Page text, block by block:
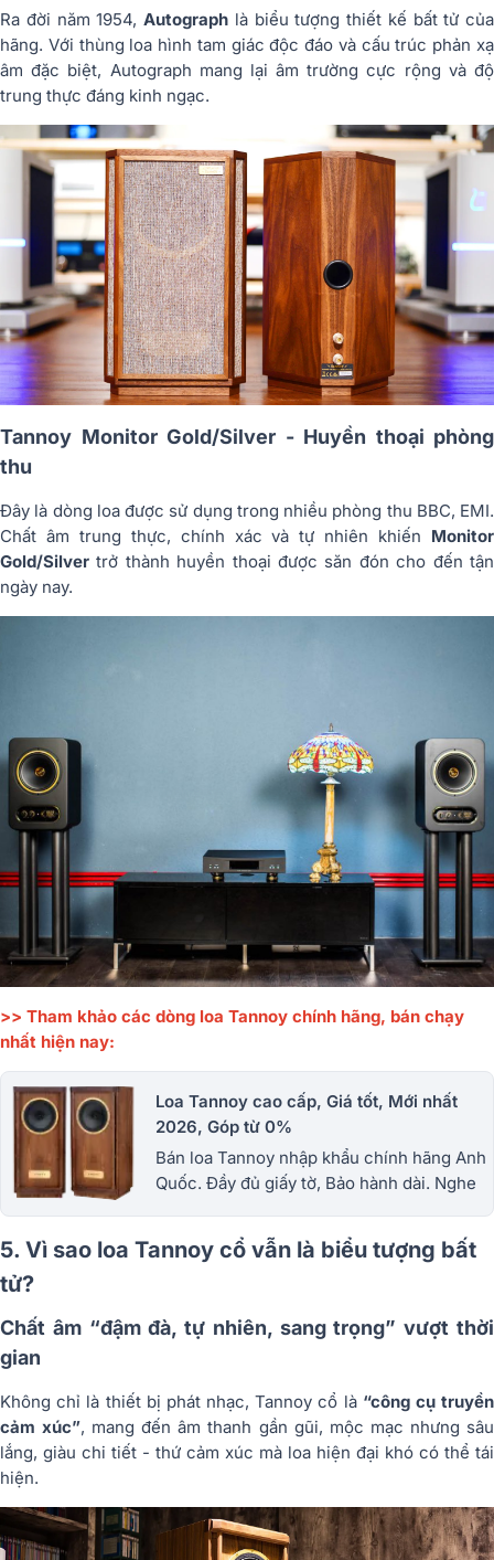
Ra đời năm 1954, Autograph là biểu tượng thiết kế bất tử của
hãng. Với thùng loa hình tam giác độc đáo và cấu trúc phản xạ
âm đặc biệt, Autograph mang lại âm trường cực rộng và độ
trung thực đáng kinh ngạc.
Tannoy Monitor Gold/Silver - Huyền thoại phòng
thu
Đây là dòng loa được sử dụng trong nhiều phòng thu BBC, EMI.
Chất âm trung thực, chính xác và tự nhiên khiến Monitor
Gold/Silver trở thành huyền thoại được săn đón cho đến tận
ngày nay.
>> Tham khảo các dòng loa Tannoy chính hãng, bán chạy
nhất hiện nay:
Loa Tannoy cao cấp, Giá tốt, Mới nhất
2026, Góp từ 0%
Bán loa Tannoy nhập khẩu chính hãng Anh
Quốc. Đầy đủ giấy tờ, Bảo hành dài. Nghe
lắp tận nơi. Giá siêu tốt
5. Vì sao loa Tannoy cổ vẫn là biểu tượng bất
tử?
Chất âm “đậm đà, tự nhiên, sang trọng” vượt thời
gian
Không chỉ là thiết bị phát nhạc, Tannoy cổ là “công cụ truyền
cảm xúc”, mang đến âm thanh gần gũi, mộc mạc nhưng sâu
lắng, giàu chi tiết - thứ cảm xúc mà loa hiện đại khó có thể tái
hiện.